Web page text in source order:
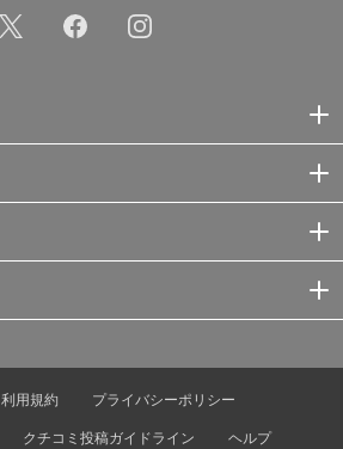
利用規約
プライバシーポリシー
クチコミ投稿ガイドライン ヘルプ